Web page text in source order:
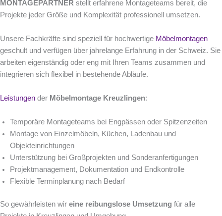
MONTAGEPARTNER stellt erfahrene Montageteams bereit, die
Projekte jeder Größe und Komplexität professionell umsetzen.
Unsere Fachkräfte sind speziell für hochwertige Möbelmontagen
geschult und verfügen über jahrelange Erfahrung in der Schweiz. Sie
arbeiten eigenständig oder eng mit Ihren Teams zusammen und
integrieren sich flexibel in bestehende Abläufe.
Leistungen der Möbelmontage Kreuzlingen:
Temporäre Montageteams bei Engpässen oder Spitzenzeiten
Montage von Einzelmöbeln, Küchen, Ladenbau und
Objekteinrichtungen
Unterstützung bei Großprojekten und Sonderanfertigungen
Projektmanagement, Dokumentation und Endkontrolle
Flexible Terminplanung nach Bedarf
So gewährleisten wir eine reibungslose Umsetzung für alle